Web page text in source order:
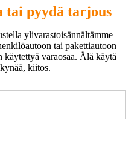
tai pyydä tarjous
ylivarastoisännältämme
tai pakettiautoon
käytettyä varaosaa. Älä käytä
kiitos.